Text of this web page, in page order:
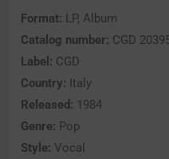
Format: LP, Album
Catalog number: CGD
Label: CGD
Country: Italy
Released: 1984
Genre: Pop
Style: Vocal